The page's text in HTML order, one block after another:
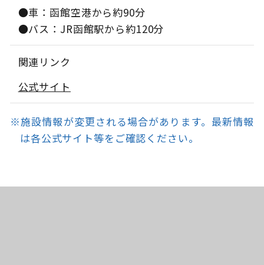
●車：函館空港から約90分
●バス：JR函館駅から約120分
関連リンク
公式サイト
※施設情報が変更される場合があります。最新情報
は各公式サイト等をご確認ください。